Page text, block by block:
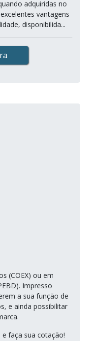
adquiridas no
vantagens
disponibilida...
(COEX) ou em
Impresso
a sua função de
e ainda possibilitar
faça sua cotação!